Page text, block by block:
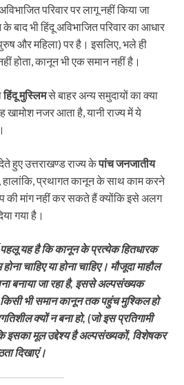
परिवार पर लागू नहीं किया जा
भी हिंदू अविभाजित परिवार का आधार
और महिला) पर है। इसलिए, भले ही
होता, कानून भी एक समान नहीं है।
हिंदू मुस्लिमसे बाहर अन्य समुदायों का क्या
खामोश नजर आता है, यानी राज्य में ये
हुए उत्तराखण्ड राज्य केपांच जनजातीय
हालांकि, प्रथागत कानून के साथ काम करने
की मांग नहीं कर सकते हैं क्योंकि इसे अलग
गया है।
पहलू यह है कि कानून के प्रत्येक हितधारक
चाहिए या होना चाहिए। मौजूदा माहौल
बनाया जा रहा है, इससे अल्पसंख्यक
भी समान कानून तक पहुंच मुश्किल हो
क्यों न बना हो, (जो इस प्रतिगामी
इसका मूल उद्देश्य है अल्पसंख्यकों, विशेषकर
दिखाएं।